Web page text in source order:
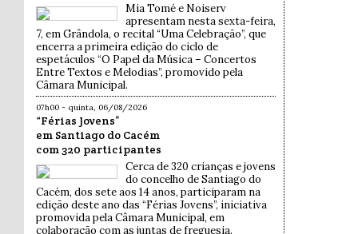
Mia Tomé e Noiserv
apresentam nesta sexta-feira,
7, em Grândola, o recital “Uma Celebração”, que
encerra a primeira edição do ciclo de
espetáculos “O Papel da Música – Concertos
Entre Textos e Melodias”, promovido pela
Câmara Municipal.
07h00 - quinta, 06/08/2026
“Férias Jovens”
em Santiago do Cacém
com 320 participantes
Cerca de 320 crianças e jovens
do concelho de Santiago do
Cacém, dos sete aos 14 anos, participaram na
edição deste ano das “Férias Jovens”, iniciativa
promovida pela Câmara Municipal, em
colaboração com as juntas de freguesia.